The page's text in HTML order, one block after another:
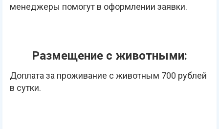
менеджеры помогут в оформлении заявки.
Размещение с животными:
Доплата за проживание с животным 700 рублей
в сутки.